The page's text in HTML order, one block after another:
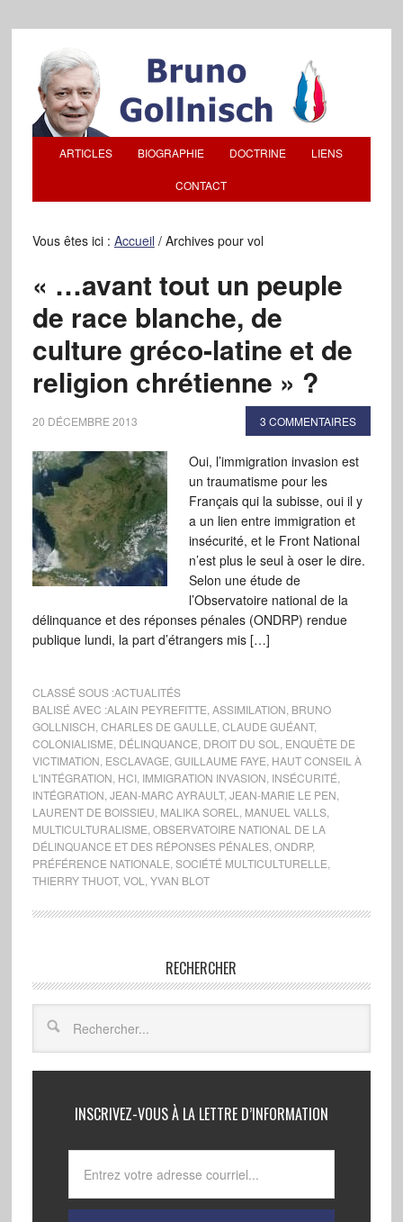
ARTICLES BIOGRAPHIE DOCTRINE LIENS
CONTACT
Vous êtes ici : Accueil /Archives pour vol
« …avant tout un peuple
de race blanche, de
culture gréco-latine et de
religion chrétienne » ?
20 DÉCEMBRE 2013 3 COMMENTAIRES
Oui, l’immigration invasion est
un traumatisme pour les
Français qui la subisse, oui il y
a un lien entre immigration et
insécurité, et le Front National
n’est plus le seul à oser le dire.
Selon une étude de
l’Observatoire national de la
délinquance et des réponses pénales (ONDRP) rendue
publique lundi, la part d’étrangers mis […]
CLASSÉ SOUS :ACTUALITÉS
BALISÉ AVEC :ALAIN PEYREFITTE ASSIMILATION BRUNO
GOLLNISCH CHARLES DE GAULLE CLAUDE GUÉANT,
COLONIALISME DÉLINQUANCE DROIT DU SOL
ENQUÊTE DE
VICTIMATION ESCLAVAGE GUILLAUME FAYE HAUT CONSEIL À
L'INTÉGRATION HCI, IMMIGRATION INVASION INSÉCURITÉ
INTÉGRATION JEAN-MARC AYRAULT, JEAN-MARIE LE PEN
LAURENT DE BOISSIEU MALIKA SOREL MANUEL VALLS,
MULTICULTURALISME OBSERVATOIRE NATIONAL DE LA
DÉLINQUANCE ET DES RÉPONSES PÉNALES, ONDRP,
PRÉFÉRENCE NATIONALE SOCIÉTÉ MULTICULTURELLE
THIERRY THUOT, VOL YVAN BLOT
RECHERCHER
INSCRIVEZ-VOUS À LA LETTRE D’INFORMATION